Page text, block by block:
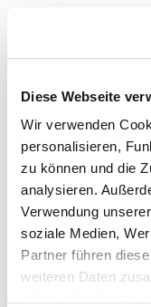
Diese Webseite
Wir verwenden
personalisieren,
zu können und die
analysieren.
Verwendung
soziale Medien,
Partner führen
weiteren Daten